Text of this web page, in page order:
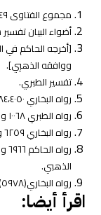
مجموع الفتاوى ١٤٩-١٥١.
أضواء البيان
ووافقه الذهبِي].
تفسير الطبري.
رواه البخاري ١٨٨٤،٤٠٥٠، ٤٥٨٩″ ومسلم ٢٧٧٦ من حديث زيد بن ثابت.
رواه الطبري ١٠٠٦٨ وابن أبي حاتم بسند صحيح”.
رواه البخاري ٦٢٥٩ ومسلم ٢٤٩٤ .
الذهبي.
رواه البخاري(٥٩٧٨).
اقرأ أيضا: